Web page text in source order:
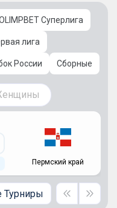
Суперлига
лига
России Сборные
Пермский край
Турниры